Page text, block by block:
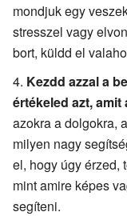
mondjuk egy
stresszel vagy
bort, küldd el
Kezdd azzal a
értékeled azt,
azokra a dolgokra,
milyen nagy
el, hogy úgy érzed,
mint amire képes
segíteni.